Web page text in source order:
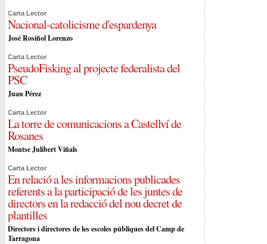
Carta Lector
Nacional-catolicisme d'espardenya
José Rosiñol Lorenzo
Carta Lector
PseudoFisking al projecte federalista del
PSC
Juan Pérez
Carta Lector
La torre de comunicacions a Castellví de
Rosanes
Montse Julibert Viñals
Carta Lector
En relació a les informacions publicades
referents a la participació de les juntes de
directors en la redacció del nou decret de
plantilles
Directors i directores de les escoles públiques del Camp de
Tarragona